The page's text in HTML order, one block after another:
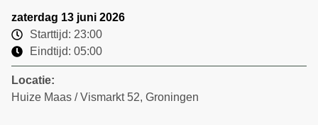
zaterdag 13 juni 2026
Starttijd: 23:00
Eindtijd: 05:00
Locatie:
Huize Maas / Vismarkt 52, Groningen